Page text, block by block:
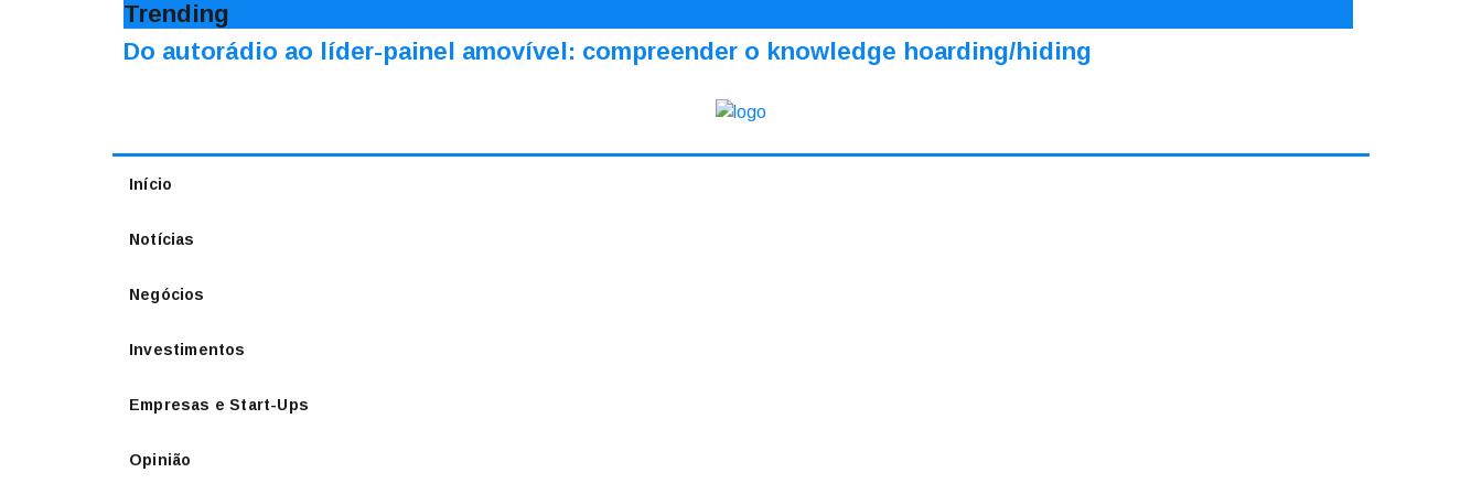
Trending
Do autorádio ao líder-painel amovível: compreender o knowledge hoarding/hiding
Início
Notícias
Negócios
Investimentos
Empresas e Start-Ups
Opinião